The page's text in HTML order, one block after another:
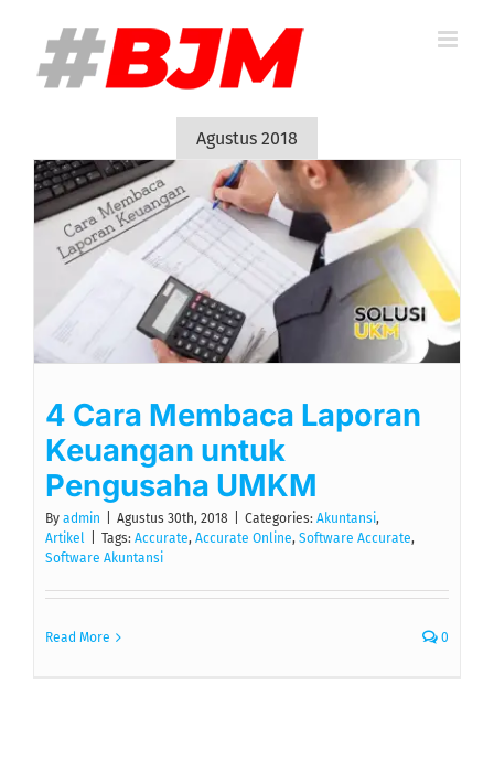
content
Agustus 2018
4 Cara Membaca Laporan
Keuangan untuk
Pengusaha UMKM
By admin Agustus 30th, 2018 Categories: Akuntansi,
Artikel
Tags: Accurate, Accurate Online, Software Accurate,
Software Akuntansi
Read More 0